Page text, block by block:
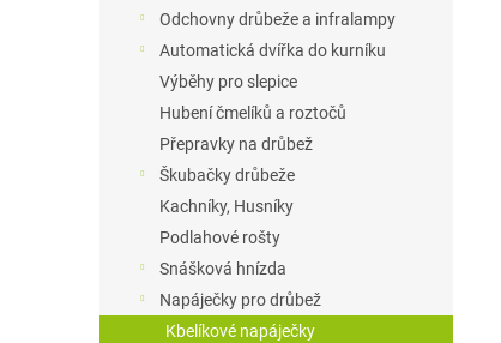
Odchovny drůbeže a infralampy
Automatická dvířka do kurníku
Výběhy pro slepice
Hubení čmelíků a roztočů
Přepravky na drůbež
Škubačky drůbeže
Kachníky, Husníky
Podlahové rošty
Snášková hnízda
Napáječky pro drůbež
Kbelíkové napáječky